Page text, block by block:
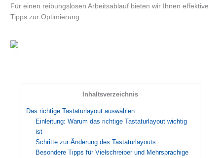
Für einen reibungslosen Arbeitsablauf bieten wir Ihnen effektive
Tipps zur Optimierung.
Inhaltsverzeichnis
Das richtige Tastaturlayout auswählen
Einleitung: Warum das richtige Tastaturlayout wichtig
ist
Schritte zur Änderung des Tastaturlayouts
Besondere Tipps für Vielschreiber und Mehrsprachige